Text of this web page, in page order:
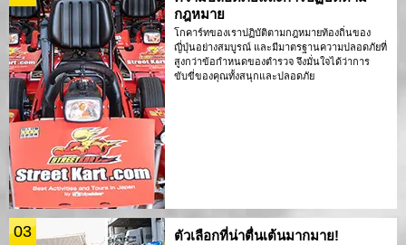
กฎหมาย
โกคาร์ทของเราปฏิบัติตามกฎหมายท้องถิ่นของ
ญี่ปุ่นอย่างสมบูรณ์ และมีมาตรฐานความปลอดภัยที่
สูงกว่าข้อกำหนดของตำรวจ จึงมั่นใจได้ว่าการ
ขับขี่ของคุณทั้งสนุกและปลอดภัย
03 ตัวเลือกที่น่าตื่นเต้นมากมาย!